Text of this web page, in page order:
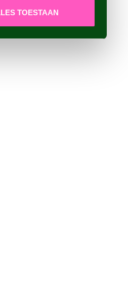
TOESTAAN